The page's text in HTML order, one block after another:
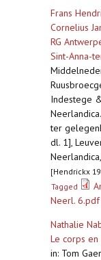
Frans
Cornelius
RG
Sint-Anna-
Indestege
ter
dl. 1],
[Hendrickx
Tagged
Neerl. 6.pdf
Nathalie
Le corps
in: Tom